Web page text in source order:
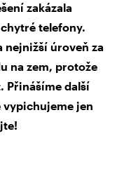
zakázala
telefony.
nejnižší úroveň za
na zem, protože
Přinášíme další
jen